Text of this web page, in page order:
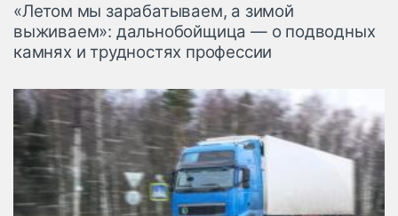
«Летом мы зарабатываем, а зимой
выживаем»: дальнобойщица — о подводных
камнях и трудностях профессии